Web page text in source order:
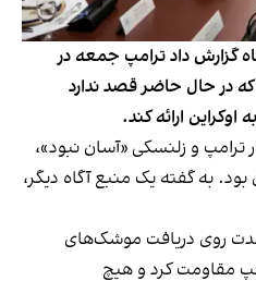
گزارش داد ترامپ جمعه در
در حال حاضر قصد ندارد
ارائه کند.
ترامپ و زلنسکی «آسان نبود»،
به گفته یک منبع آگاه دیگر،
روی دریافت موشک‌های
مقاومت کرد و هیچ